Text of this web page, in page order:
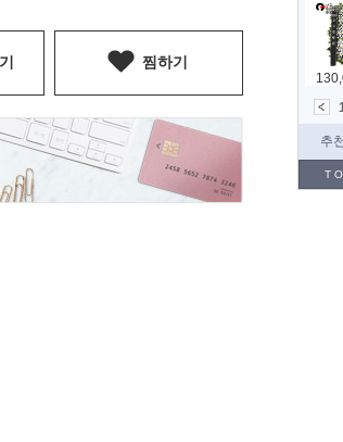
찜하기